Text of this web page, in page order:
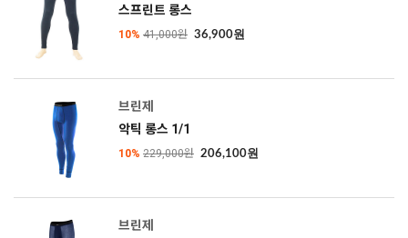
스프린트 롱스
10% 41,000원 36,900원
브린제
악틱 롱스 1/1
10% 229,000원 206,100원
브린제